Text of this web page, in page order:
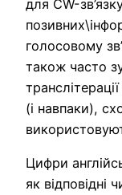
для CW-
голосовому
також часто
(і навпаки),
Цифри
як відповідні